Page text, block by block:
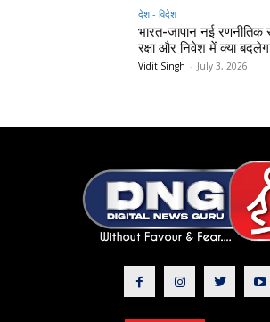
देश - विदेश
भारत-जापान नई
रक्षा और निवेश में क्या
Vidit Singh - July 3, 2026